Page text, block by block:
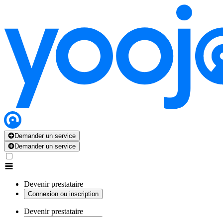
Demander un service
Demander un service
Devenir prestataire
Connexion ou inscription
Devenir prestataire